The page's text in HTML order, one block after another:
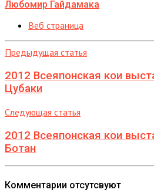
Любомир Гайдамака
Веб страница
Предыдущая статья
2012 Всеяпонская кои
Цубаки
Следующая статья
2012 Всеяпонская кои
Ботан
Комментарии отсутсвуют